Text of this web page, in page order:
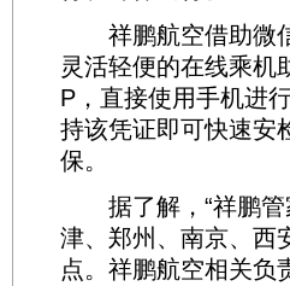
祥鹏航空借助微信
灵活轻便的在线乘机
P，直接使用手机进
持该凭证即可快速安
保。
据了解，“祥鹏管
津、郑州、南京、西
点。祥鹏航空相关负